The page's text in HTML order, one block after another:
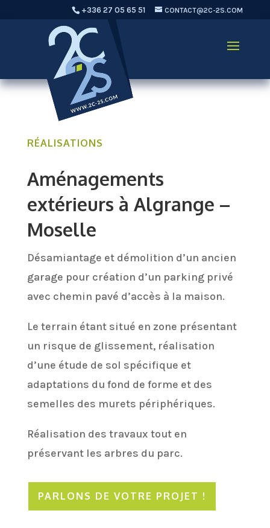
+336 27 05 65 51 CONTACT@2C-2S.COM
RÉALISATIONS
Aménagements
extérieurs à Algrange –
Moselle
Désamiantage et démolition d’un ancien
garage pour création d’un parking privé
avec chemin pavé d’accès à la maison.
Le terrain étant situé en zone présentant
un risque de glissement, réalisation
d’une étude de sol spécifique et
adaptations du fond de forme et des
semelles des murets périphériques.
Réalisation des travaux tout en
préservant les arbres du parc.
PARLONS DE VOTRE PROJET !